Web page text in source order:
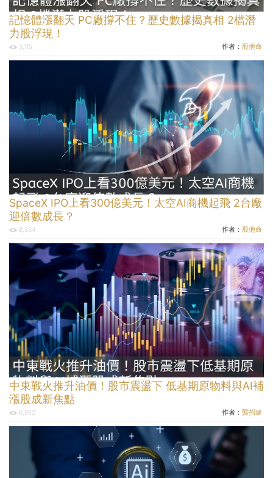
記憶體漲翻天 PC廠撐不住？歷史數據揭真相 2檔潛
力股浮現！
5,115 作者： 股他命
SpaceX IPO上看300億美元！太空AI商機起飛 2台廠
迎倍數成長？
8,334 作者： 股他命
中東戰火推升油價！股市震盪下 低基期原物料與AI補
漲股成新焦點
6,962 作者： 龔招健